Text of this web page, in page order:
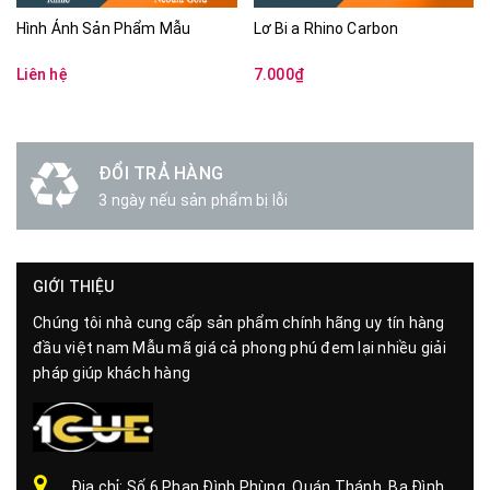
Hình Ảnh Sản Phẩm Mẫu
Liên hệ
Lơ Bi a Rhino Carbon
7.000₫
ĐỔI TRẢ HÀNG
3 ngày nếu sản phẩm bị lỗi
GIỚI THIỆU
Chúng tôi nhà cung cấp sản phẩm chính hãng uy tín hàng
đầu việt nam Mẫu mã giá cả phong phú đem lại nhiều giải
pháp giúp khách hàng
Địa chỉ: Số 6 Phan Đình Phùng, Quán Thánh, Ba Đình